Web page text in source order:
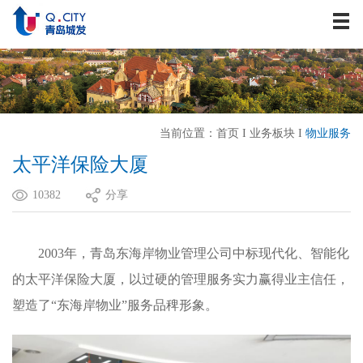
资讯中心
战略发展
业务板块
历史建筑
当前位置： 首页 I 业务板块 I 物业服务
太平洋保险大厦
10382 分享
2003年，青岛东海岸物业管理公司中标现代化、智能化
的太平洋保险大厦，以过硬的管理服务实力赢得业主信任，
塑造了“东海岸物业”服务品稗形象。